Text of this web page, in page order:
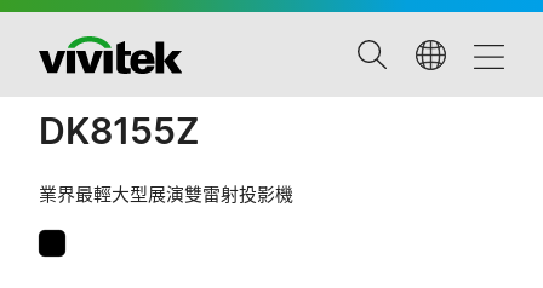
DK8155Z
業界最輕大型展演雙雷射投影機